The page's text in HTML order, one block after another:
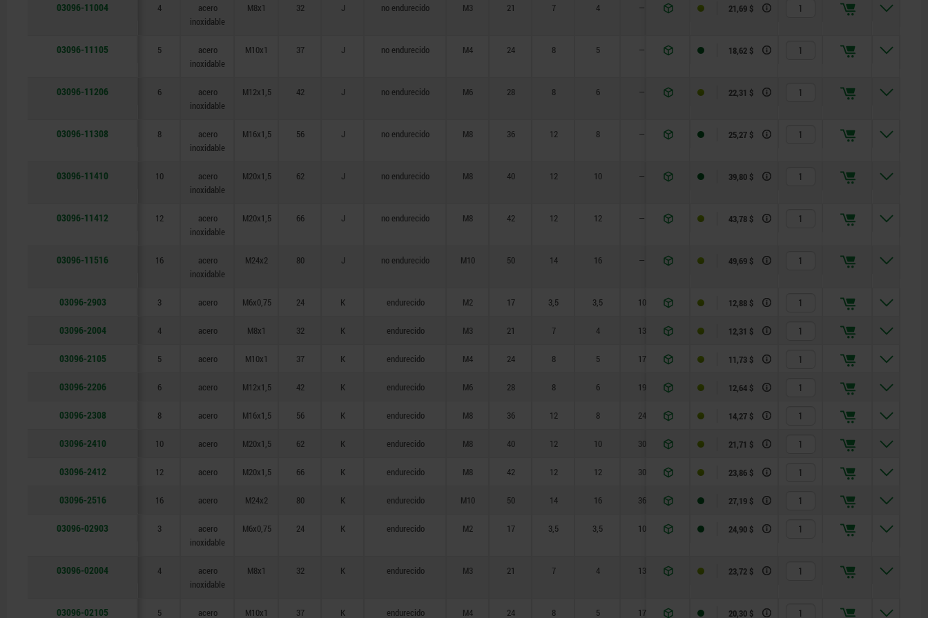
03096-11004 4
acero
inoxidable
M8x1 32 J no endurecido M3 21 7 4 — 6 12
21,69 $
03096-11105 5
acero
inoxidable
M10x1 37 J no endurecido M4 24 8 5 — 5 12
18,62 $
03096-11206 6
acero
inoxidable
M12x1,5 42 J no endurecido M6 28 8 6 — 6 14
22,31 $
03096-11308 8
acero
inoxidable
M16x1,5 56 J no endurecido M8 36 12 8 — 15 35
25,27 $
03096-11410 10
acero
inoxidable
M20x1,5 62 J no endurecido M8 40 12 10 — 15 34
39,80 $
03096-11412 12
acero
inoxidable
M20x1,5 66 J no endurecido M8 42 12 12 — 15 39
43,78 $
03096-11516 16
acero
inoxidable
M24x2 80 J no endurecido M10 50 14 16 — 20 46
49,69 $
03096-2903 3 acero M6x0,75 24 K endurecido M2 17 3,5 3,5 10 4,5 10
12,88 $
03096-2004 4 acero M8x1 32 K endurecido M3 21 7 4 13 6 12
12,31 $
03096-2105 5 acero M10x1 37 K endurecido M4 24 8 5 17 5 12
11,73 $
03096-2206 6 acero M12x1,5 42 K endurecido M6 28 8 6 19 6 14
12,64 $
03096-2308 8 acero M16x1,5 56 K endurecido M8 36 12 8 24 15 35
14,27 $
03096-2410 10 acero M20x1,5 62 K endurecido M8 40 12 10 30 15 34
21,71 $
03096-2412 12 acero M20x1,5 66 K endurecido M8 42 12 12 30 15 39
23,86 $
03096-2516 16 acero M24x2 80 K endurecido M10 50 14 16 36 20 46
27,19 $
03096-02903 3
acero
inoxidable
M6x0,75 24 K endurecido M2 17 3,5 3,5 10 4,5 10
24,90 $
03096-02004 4
acero
inoxidable
M8x1 32 K endurecido M3 21 7 4 13 6 12
23,72 $
03096-02105 5 acero M10x1 37 K endurecido M4 24 8 5 17 5 12
20,30 $